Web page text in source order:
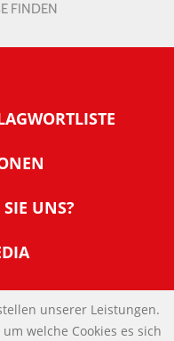
FINDEN
UNS?
unserer Leistungen.
welche Cookies es sich